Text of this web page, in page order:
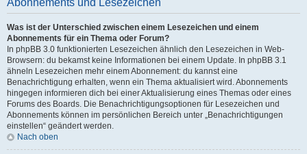
Abonnements und Lesezeichen
Was ist der Unterschied zwischen einem Lesezeichen und einem
Abonnements für ein Thema oder Forum?
In phpBB 3.0 funktionierten Lesezeichen ähnlich den Lesezeichen in Web-
Browsern: du bekamst keine Informationen bei einem Update. In phpBB 3.1
ähneln Lesezeichen mehr einem Abonnement: du kannst eine
Benachrichtigung erhalten, wenn ein Thema aktualisiert wird. Abonnements
hingegen informieren dich bei einer Aktualisierung eines Themas oder eines
Forums des Boards. Die Benachrichtigungsoptionen für Lesezeichen und
Abonnements können im persönlichen Bereich unter „Benachrichtigungen
einstellen“ geändert werden.
Nach oben